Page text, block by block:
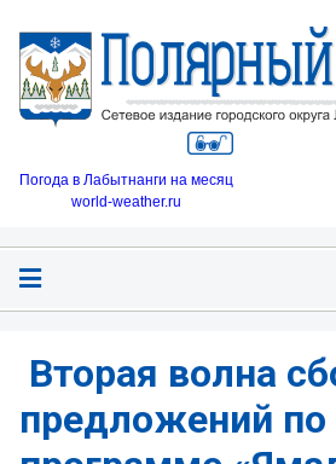
Погода в Лабытнанги на месяц
world-weather.ru
Вторая волна
предложений по